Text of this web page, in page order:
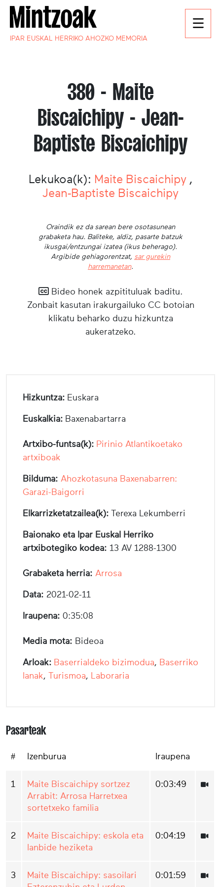
IPAR EUSKAL HERRIKO AHOZKO MEMORIA
380 - Maite
Biscaichipy - Jean-
Baptiste Biscaichipy
Lekukoa(k): Maite Biscaichipy ,
Jean-Baptiste Biscaichipy
Oraindik ez da sarean bere osotasunean
grabaketa hau. Baliteke, aldiz, pasarte batzuk
ikusgai/entzungai izatea (ikus beherago).
Argibide gehiagorentzat, sar gurekin
harremanetan.
Bideo honek azpitituluak baditu.
Zonbait kasutan irakurgailuko CC botoian
klikatu beharko duzu hizkuntza
aukeratzeko.
Hizkuntza: Euskara
Euskalkia: Baxenabartarra
Artxibo-funtsa(k): Pirinio Atlantikoetako
artxiboak
Bilduma: Ahozkotasuna Baxenabarren:
Garazi-Baigorri
Elkarrizketatzailea(k): Terexa Lekumberri
Baionako eta Ipar Euskal Herriko
artxibotegiko kodea: 13 AV 1288-1300
Grabaketa herria: Arrosa
Data: 2021-02-11
Iraupena: 0:35:08
Media mota: Bideoa
Arloak: Baserrialdeko bizimodua, Baserriko
lanak, Turismoa, Laboraria
Pasarteak
# Izenburua Iraupena
1
Maite Biscaichipy sortzez
Arrabit: Arrosa Harretxea
sortetxeko familia
0:03:49
2
Maite Biscaichipy: eskola eta
lanbide heziketa
0:04:19
3
Maite Biscaichipy: sasoilari
0:01:59